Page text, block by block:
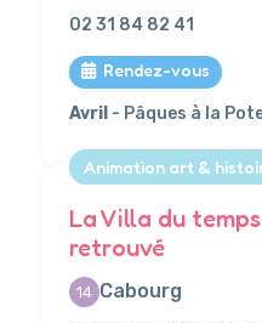
02 31 84 82 41
Rendez-vous
Avril - Pâques à la
Animation art &
La Villa du temps
retrouvé
14 Cabourg